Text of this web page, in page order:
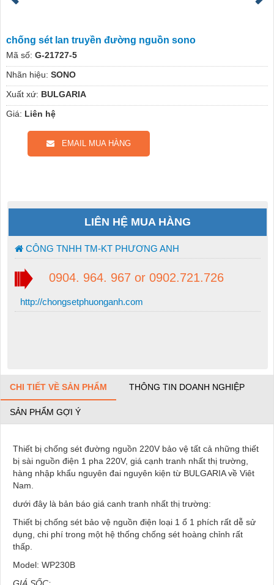
chống sét lan truyền đường nguồn sono
Mã số: G-21727-5
Nhãn hiệu: SONO
Xuất xứ: BULGARIA
Giá: Liên hệ
EMAIL MUA HÀNG
LIÊN HỆ MUA HÀNG
CÔNG TNHH TM-KT PHƯƠNG ANH
0904. 964. 967 or 0902.721.726
http://chongsetphuonganh.com
CHI TIẾT VỀ SẢN PHẨM THÔNG TIN DOANH NGHIỆP
SẢN PHẨM GỢI Ý
Thiết bị chống sét đường nguồn 220V bảo vệ tất cả những thiết
bị sài nguồn điện 1 pha 220V, giá cạnh tranh nhất thị trường,
hàng nhập khẩu nguyên đai nguyên kiện từ BULGARIA về Viêt
Nam.
dưới đây là bản báo giá canh tranh nhất thị trường:
Thiết bị chống sét bảo vệ nguồn điện loại 1 ổ 1 phích rất dễ sử
dụng, chi phí trong một hệ thống chống sét hoàng chỉnh rất
thấp.
Model: WP230B
GIÁ SỐC: